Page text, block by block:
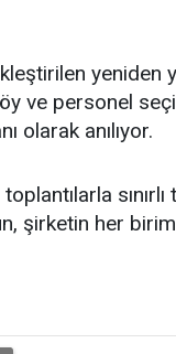
yeniden
ve personel
olarak anılıyor.
sınırlı
şirketin her